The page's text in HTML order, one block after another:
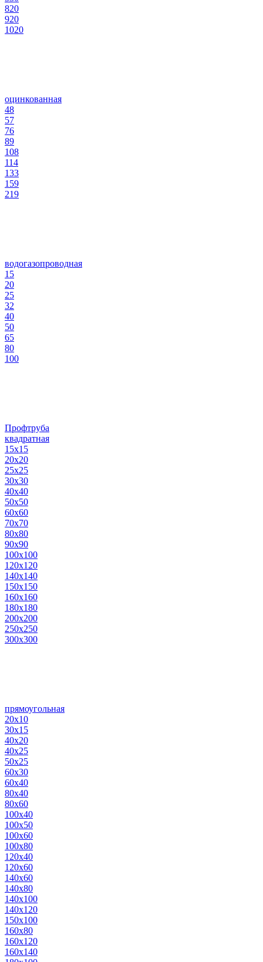
820
920
1020
оцинкованная
48
57
76
89
108
114
133
159
219
водогазопроводная
15
20
25
32
40
50
65
80
100
Профтруба
квадратная
15х15
20х20
25х25
30х30
40х40
50х50
60х60
70х70
80х80
90х90
100х100
120х120
140х140
150х150
160х160
180х180
200х200
250х250
300х300
прямоугольная
20х10
30х15
40х20
40х25
50х25
60х30
60х40
80х40
80х60
100х40
100х50
100х60
100х80
120х40
120х60
140х60
140х80
140х100
140х120
150х100
160х80
160х120
160х140